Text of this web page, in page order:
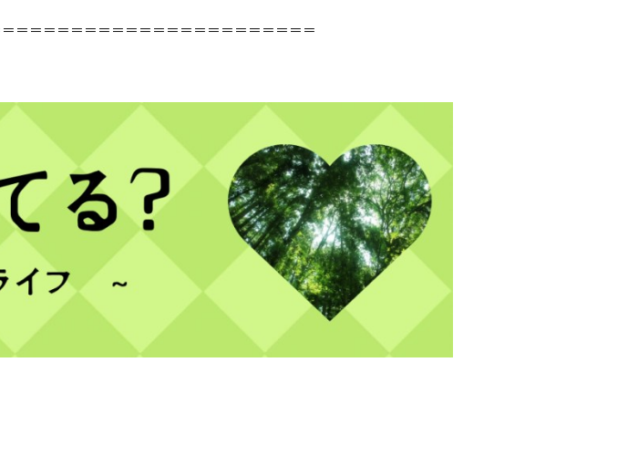
＝＝＝＝＝＝＝＝＝＝＝＝＝＝＝＝＝＝＝＝＝＝